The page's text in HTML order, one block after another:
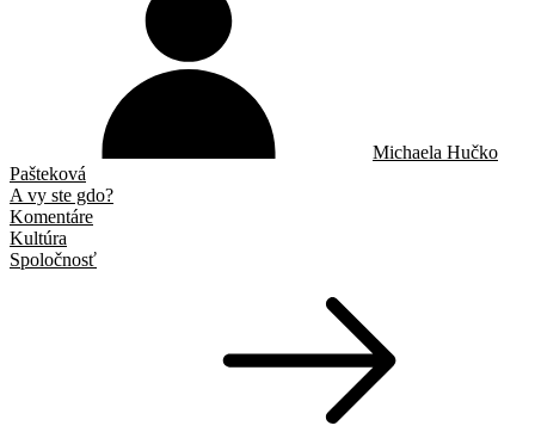
Michaela Hučko
Pašteková
A vy ste gdo?
Komentáre
Kultúra
Spoločnosť